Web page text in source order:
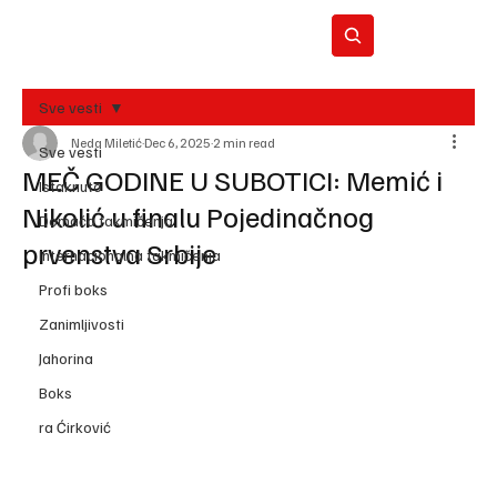
REC
Sve vesti
Istaknuto
Domaća takmičenja
Internacionalna takmičenja
Profi boks
Zanimljivosti
Jahorina
Boks
ra Ćirković
Sve vesti
MEČ GODINE U SUBOTICI: Memić i
Nikolić u finalu Pojedinačnog
prvenstva Srbije
Neda Miletić Dec 6, 2025 2 min read